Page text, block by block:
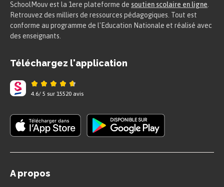
SchoolMouv est la 1ere plateforme de soutien scolaire en ligne
Retrouvez des milliers de ressources pédagogiques. Tout est
conforme au programme de l'Education Nationale et réalisé avec
des enseignants.
Téléchargez l'application
4.6/ 5 sur 15520 avis
A propos